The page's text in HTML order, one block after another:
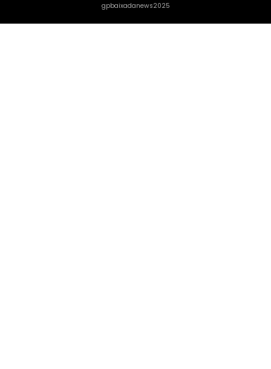
gpbaixadanews2025